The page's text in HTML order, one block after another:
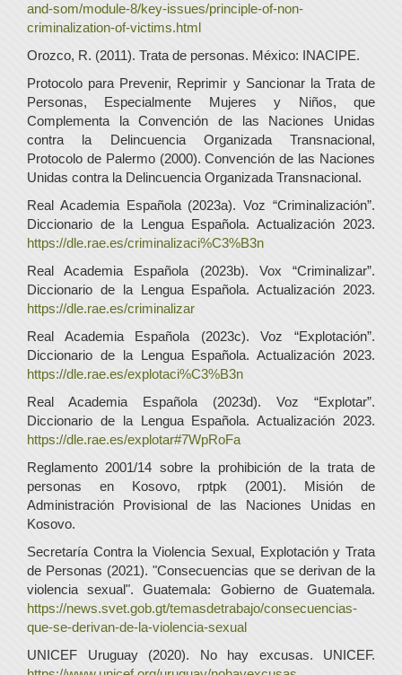
and-som/module-8/key-issues/principle-of-non-
criminalization-of-victims.html
Orozco, R. (2011). Trata de personas. México: INACIPE.
Protocolo para Prevenir, Reprimir y Sancionar la Trata de
Personas, Especialmente Mujeres y Niños, que
Complementa la Convención de las Naciones Unidas
contra la Delincuencia Organizada Transnacional,
Protocolo de Palermo (2000). Convención de las Naciones
Unidas contra la Delincuencia Organizada Transnacional.
Real Academia Española (2023a). Voz “Criminalización”.
Diccionario de la Lengua Española. Actualización 2023.
https://dle.rae.es/criminalizaci%C3%B3n
Real Academia Española (2023b). Vox “Criminalizar”.
Diccionario de la Lengua Española. Actualización 2023.
https://dle.rae.es/criminalizar
Real Academia Española (2023c). Voz “Explotación”.
Diccionario de la Lengua Española. Actualización 2023.
https://dle.rae.es/explotaci%C3%B3n
Real Academia Española (2023d). Voz “Explotar”.
Diccionario de la Lengua Española. Actualización 2023.
https://dle.rae.es/explotar#7WpRoFa
Reglamento 2001/14 sobre la prohibición de la trata de
personas en Kosovo, rptpk (2001). Misión de
Administración Provisional de las Naciones Unidas en
Kosovo.
Secretaría Contra la Violencia Sexual, Explotación y Trata
de Personas (2021). "Consecuencias que se derivan de la
violencia sexual". Guatemala: Gobierno de Guatemala.
https://news.svet.gob.gt/temasdetrabajo/consecuencias-
que-se-derivan-de-la-violencia-sexual
UNICEF Uruguay (2020). No hay excusas. UNICEF.